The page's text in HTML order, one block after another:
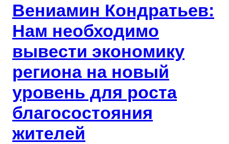
Вениамин Кондратьев:
Нам необходимо
вывести экономику
региона на новый
уровень для роста
благосостояния
жителей